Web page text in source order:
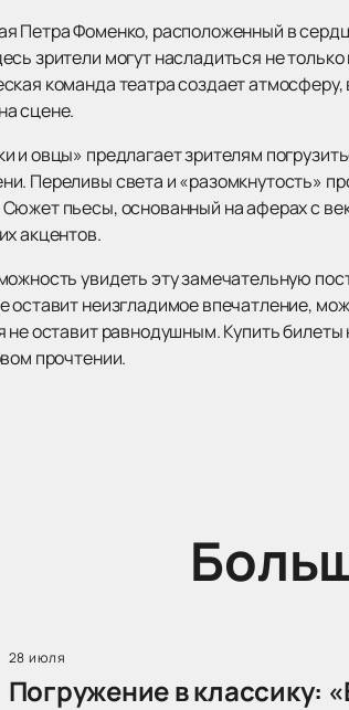
Петра Фоменко, расположенный в
зрители могут насладиться не
команда театра создает
сцене.
и овцы» предлагает зрителям
Переливы света и «разомкнутость»
пьесы, основанный на аферах с
акцентов.
увидеть эту замечательную
оставит неизгладимое впечатление,
не оставит равнодушным. Купить
прочтении.
28 июля
Погружение в классику: